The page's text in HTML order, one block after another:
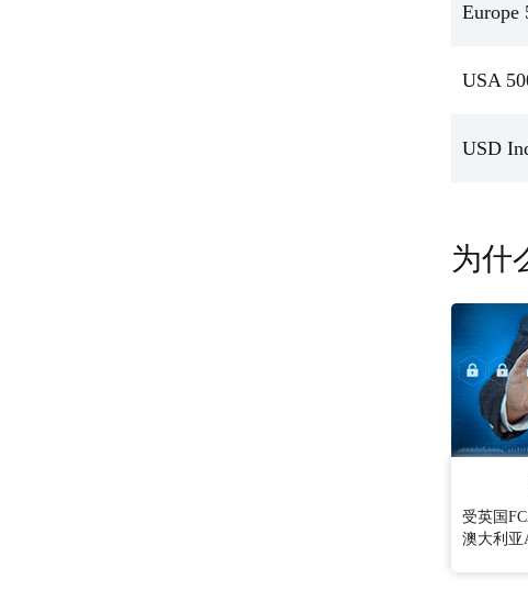
Europe
USA
USD
为什
受英国
澳大利亚